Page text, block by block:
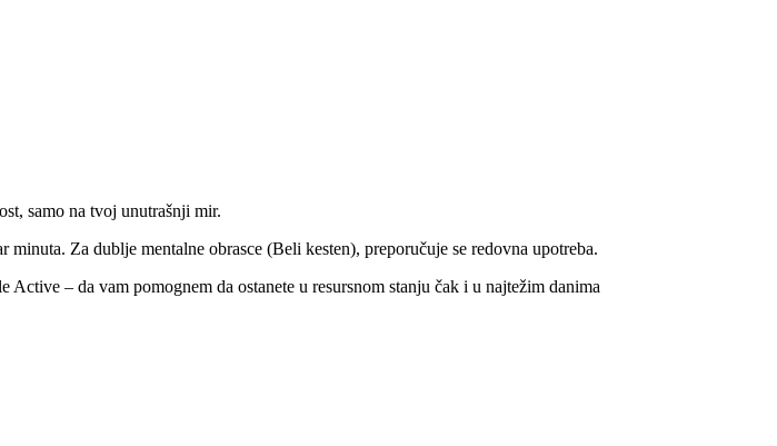
samo na tvoj unutrašnji mir.
minuta. Za dublje mentalne obrasce (Beli kesten), preporučuje se redovna upotreba.
– da vam pomognem da ostanete u resursnom stanju čak i u najtežim danima